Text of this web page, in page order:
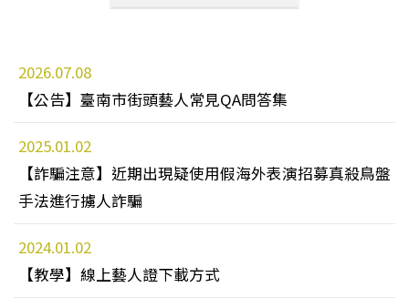
2026.07.08
【公告】臺南市街頭藝人常見QA問答集
2025.01.02
【詐騙注意】近期出現疑使用假海外表演招募真殺鳥盤
手法進行擄人詐騙
2024.01.02
【教學】線上藝人證下載方式